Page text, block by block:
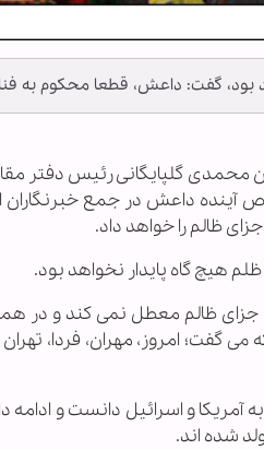
بود، گفت: داعش، قطعا محکوم به
محمدی گلپایگانیرئیس دفتر
آینده داعش در جمع خبرنگاران
ظالم را خواهد داد.
هیچ گاه پایدار نخواهد بود.
ظالم معطل نمی کند و در
گفت؛ امروز، مهران، فردا، تهران
و اسرائیل دانست و ادامه
شده اند.